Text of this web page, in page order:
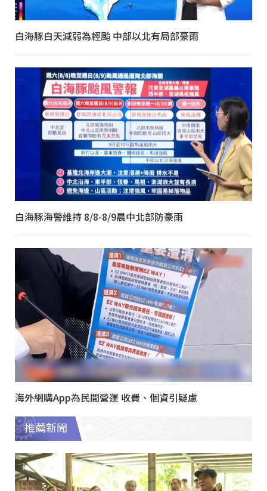
白海豚白天減弱為輕颱 中部以北有局部豪雨
白海豚海警維持 8/8-8/9晨中北部防豪雨
海外網購App為民間營運 收費、個資引疑慮
推薦新聞